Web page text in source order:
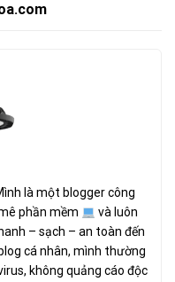
là một blogger công
phần mềm
và luôn
– sạch – an toàn đến
cá nhân, mình thường
không quảng cáo độc